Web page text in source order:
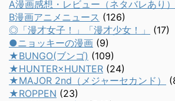
A漫画感想・レビュー（ネタバレあり）
B漫画アニメニュース (126)
◎「漫才女子！」「漫才少女！」
(17)
●ニョッキーの漫画 (9)
★BUNGO(ブンゴ) (109)
★HUNTER×HUNTER (24)
★MAJOR 2nd（メジャーセカンド）
★ROPPEN (23)